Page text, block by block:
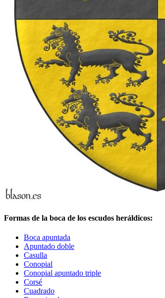
Formas de la boca de los escudos heráldicos:
Boca apuntada
Apuntado doble
Casulla
Conopial
Conopial apuntado triple
Corsé
Cuadrado